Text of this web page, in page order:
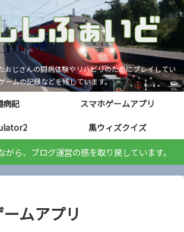
おじさんの闘病体験やリハビリのためにプレイしてい
ームの記録などを残しています。
病記
スマホゲームアプリ
黒ウィズクイズ
がら、ブログ運営の感を取り戻しています。
ムアプリ